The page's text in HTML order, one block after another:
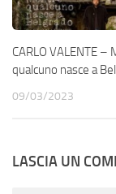
CARLO VALENTE –
qualcuno nasce a
09/03/2023
LASCIA UN